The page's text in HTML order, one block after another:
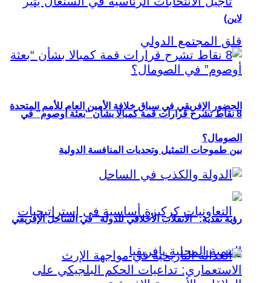
الحضور الإفريقي في سباق خلافة الأمين العام للأمم المتحدة
بين طموحات التمثيل وتحديات المنافسة الدولية
لاين)
8 نقاط تشرح قرارات قمة كمبالا بشأن “بعثة أوصوم” في
الصومال؟
رؤية نقدية: “الانقلاب الأخلاقي للدولة” في الساحل الإفريقي